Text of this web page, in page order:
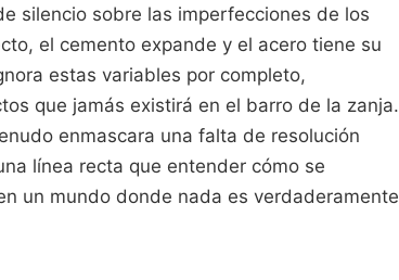
silencio sobre las imperfecciones de los
el cemento expande y el acero tiene su
estas variables por completo,
que jamás existirá en el barro de la zanja.
enmascara una falta de resolución
línea recta que entender cómo se
un mundo donde nada es verdaderamente